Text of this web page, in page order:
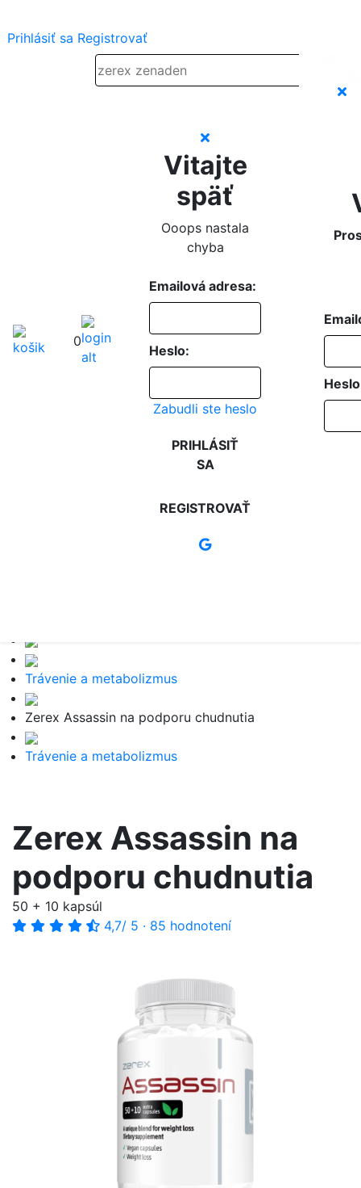
Prihlásiť sa Registrovať
0
Vitajte
späť
Ooops nastala
chyba
Emailová adresa:
Heslo:
Zabudli ste heslo
PRIHLÁSIŤ
SA
REGISTROVAŤ
Trávenie a metabolizmus
Zerex Assassin na podporu chudnutia
Trávenie a metabolizmus
Zerex Assassin na
podporu chudnutia
50 + 10 kapsúl
4,7/ 5 · 85 hodnotení